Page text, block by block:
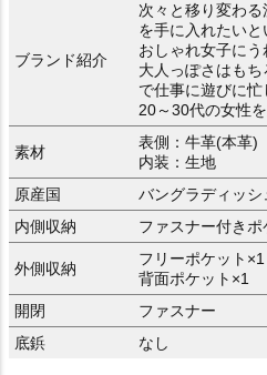
ブランド紹介
次々と移り変わ
を手に入れたいと
おしゃれ女子にう
大人っぽさはも
で仕事に遊びに忙
20～30代の女性
素材
表側：牛革(本革)
内装：生地
原産国
バングラディッシ
内側収納
ファスナー付きポ
外側収納
フリーポケット×1
背面ポケット×1
開閉
ファスナー
底鋲
なし